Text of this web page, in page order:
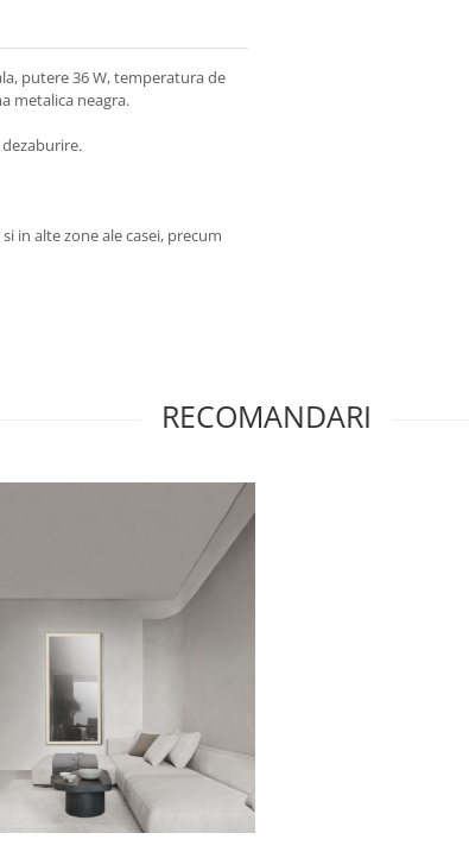
putere 36 W, temperatura de
metalica neagra.
in alte zone ale casei, precum
RECOMANDARI